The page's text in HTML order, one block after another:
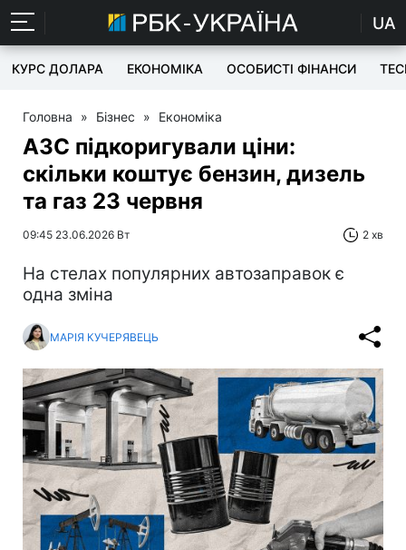
UA
КУРС ДОЛАРА ЕКОНОМІКА ОСОБИСТІ ФІНАНСИ
Головна » Бізнес » Економіка
АЗС підкоригували ціни:
скільки коштує бензин, дизель
та газ 23 червня
09:45 23.06.2026 Вт 2 хв
На стелах популярних автозаправок є
одна зміна
МАРІЯ КУЧЕРЯВЕЦЬ